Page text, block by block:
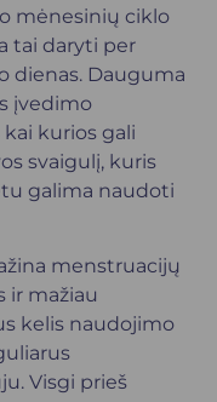
mėnesinių ciklo
tai daryti per
dienas. Dauguma
įvedimo
kurios gali
svaigulį, kuris
galima naudoti
menstruacijų
ir mažiau
kelis naudojimo
Visgi prieš